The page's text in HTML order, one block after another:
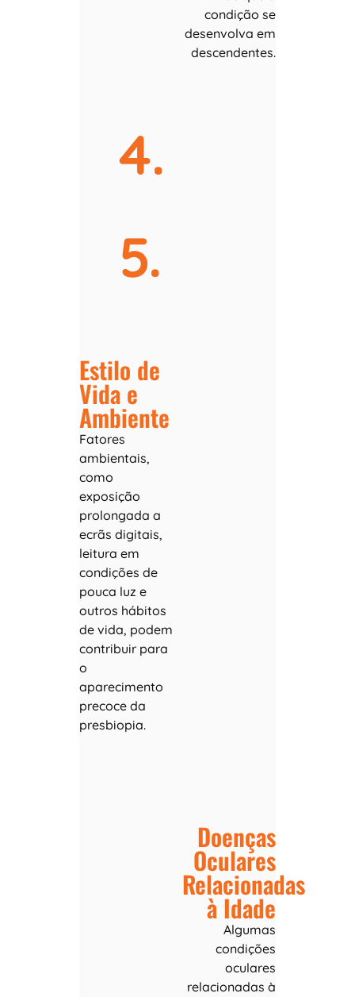
condição se
desenvolva em
descendentes.
4.
5.
Estilo de
Vida e
Ambiente
Fatores
ambientais,
como
exposição
prolongada a
ecrãs digitais,
leitura em
condições de
pouca luz e
outros hábitos
de vida, podem
contribuir para
o
aparecimento
precoce da
presbiopia.
Doenças
Oculares
Relacionadas
à Idade
Algumas
condições
oculares
relacionadas à